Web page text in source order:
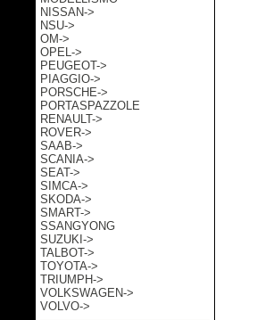
NISSAN->
NSU->
OM->
OPEL->
PEUGEOT->
PIAGGIO->
PORSCHE->
PORTASPAZZOLE
RENAULT->
ROVER->
SAAB->
SCANIA->
SEAT->
SIMCA->
SKODA->
SMART->
SSANGYONG
SUZUKI->
TALBOT->
TOYOTA->
TRIUMPH->
VOLKSWAGEN->
VOLVO->